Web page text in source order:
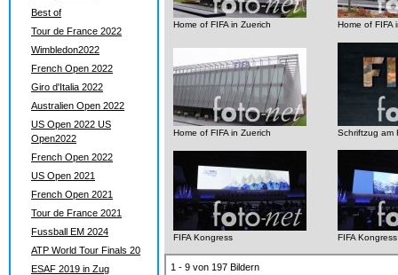
Best of
Tour de France 2022
Wimbledon2022
French Open 2022
Giro d'Italia 2022
Australien Open 2022
US Open 2022 US
Open2022
French Open 2022
US Open 2021
French Open 2021
Tour de France 2021
Fussball EM 2024
ATP World Tour Finals 20
ESAF 2019 in Zug
Home of FIFA in Zuerich Home of FIFA
Home of FIFA in Zuerich Schriftzug am
FIFA Kongress FIFA Kongress
1 - 9 von 197 Bildern